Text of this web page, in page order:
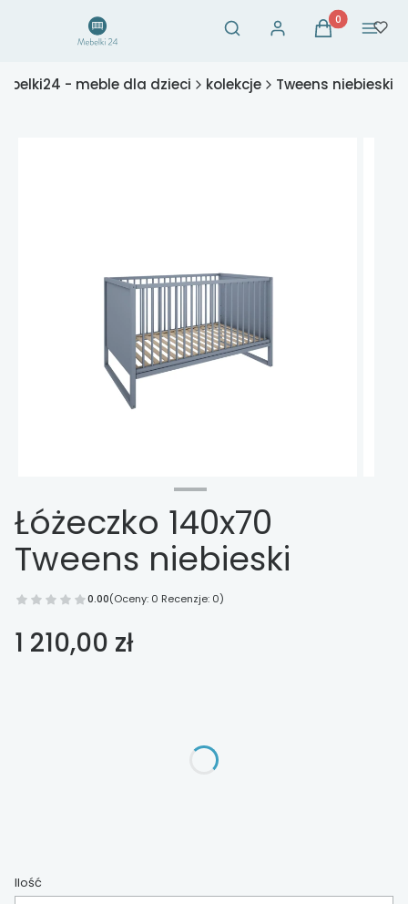
Otwórz wyszukiwarkę
Szukaj Zaloguj sięProdukty w
Koszyk Menu
- meble dla dzieci kolekcje Tweens niebieski
Łóżeczko 140x70
Tweens niebieski
0.00(Oceny: 0 Recenzje: 0)
Cena
1 210,00 zł
Ilość